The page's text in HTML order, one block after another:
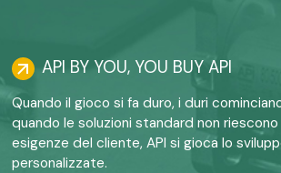
API BY YOU, YOU BUY API
Quando il gioco si fa duro, i duri
quando le soluzioni standard non
esigenze del cliente, API si gioca lo
personalizzate.